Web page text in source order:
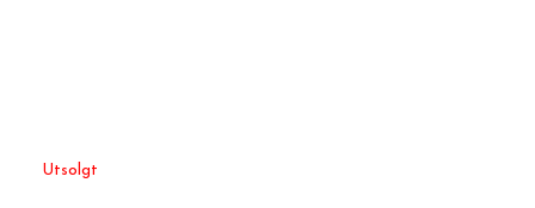
Utsolgt